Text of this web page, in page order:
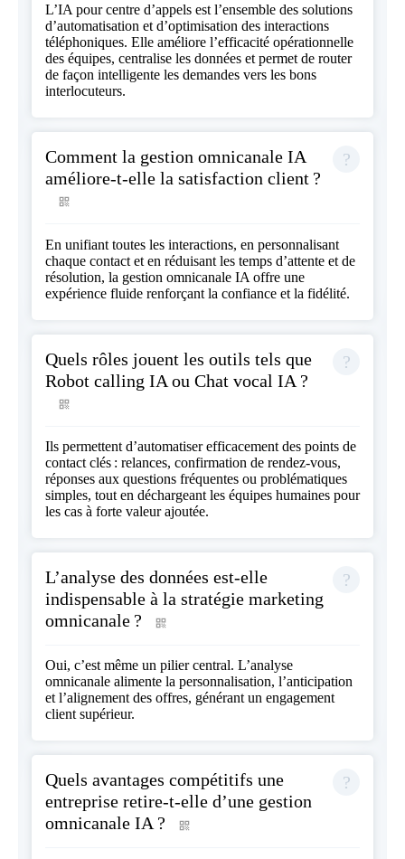
L’IA pour centre d’appels est l’ensemble des solutions
d’automatisation et d’optimisation des interactions
téléphoniques. Elle améliore l’efficacité opérationnelle
des équipes, centralise les données et permet de router
de façon intelligente les demandes vers les bons
interlocuteurs.
Comment la gestion omnicanale IA
améliore-t-elle la satisfaction client ?
En unifiant toutes les interactions, en personnalisant
chaque contact et en réduisant les temps d’attente et de
résolution, la gestion omnicanale IA offre une
expérience fluide renforçant la confiance et la fidélité.
Quels rôles jouent les outils tels que
Robot calling IA ou Chat vocal IA ?
Ils permettent d’automatiser efficacement des points de
contact clés : relances, confirmation de rendez-vous,
réponses aux questions fréquentes ou problématiques
simples, tout en déchargeant les équipes humaines pour
les cas à forte valeur ajoutée.
L’analyse des données est-elle
indispensable à la stratégie marketing
omnicanale ?
Oui, c’est même un pilier central. L’analyse
omnicanale alimente la personnalisation, l’anticipation
et l’alignement des offres, générant un engagement
client supérieur.
Quels avantages compétitifs une
entreprise retire-t-elle d’une gestion
omnicanale IA ?